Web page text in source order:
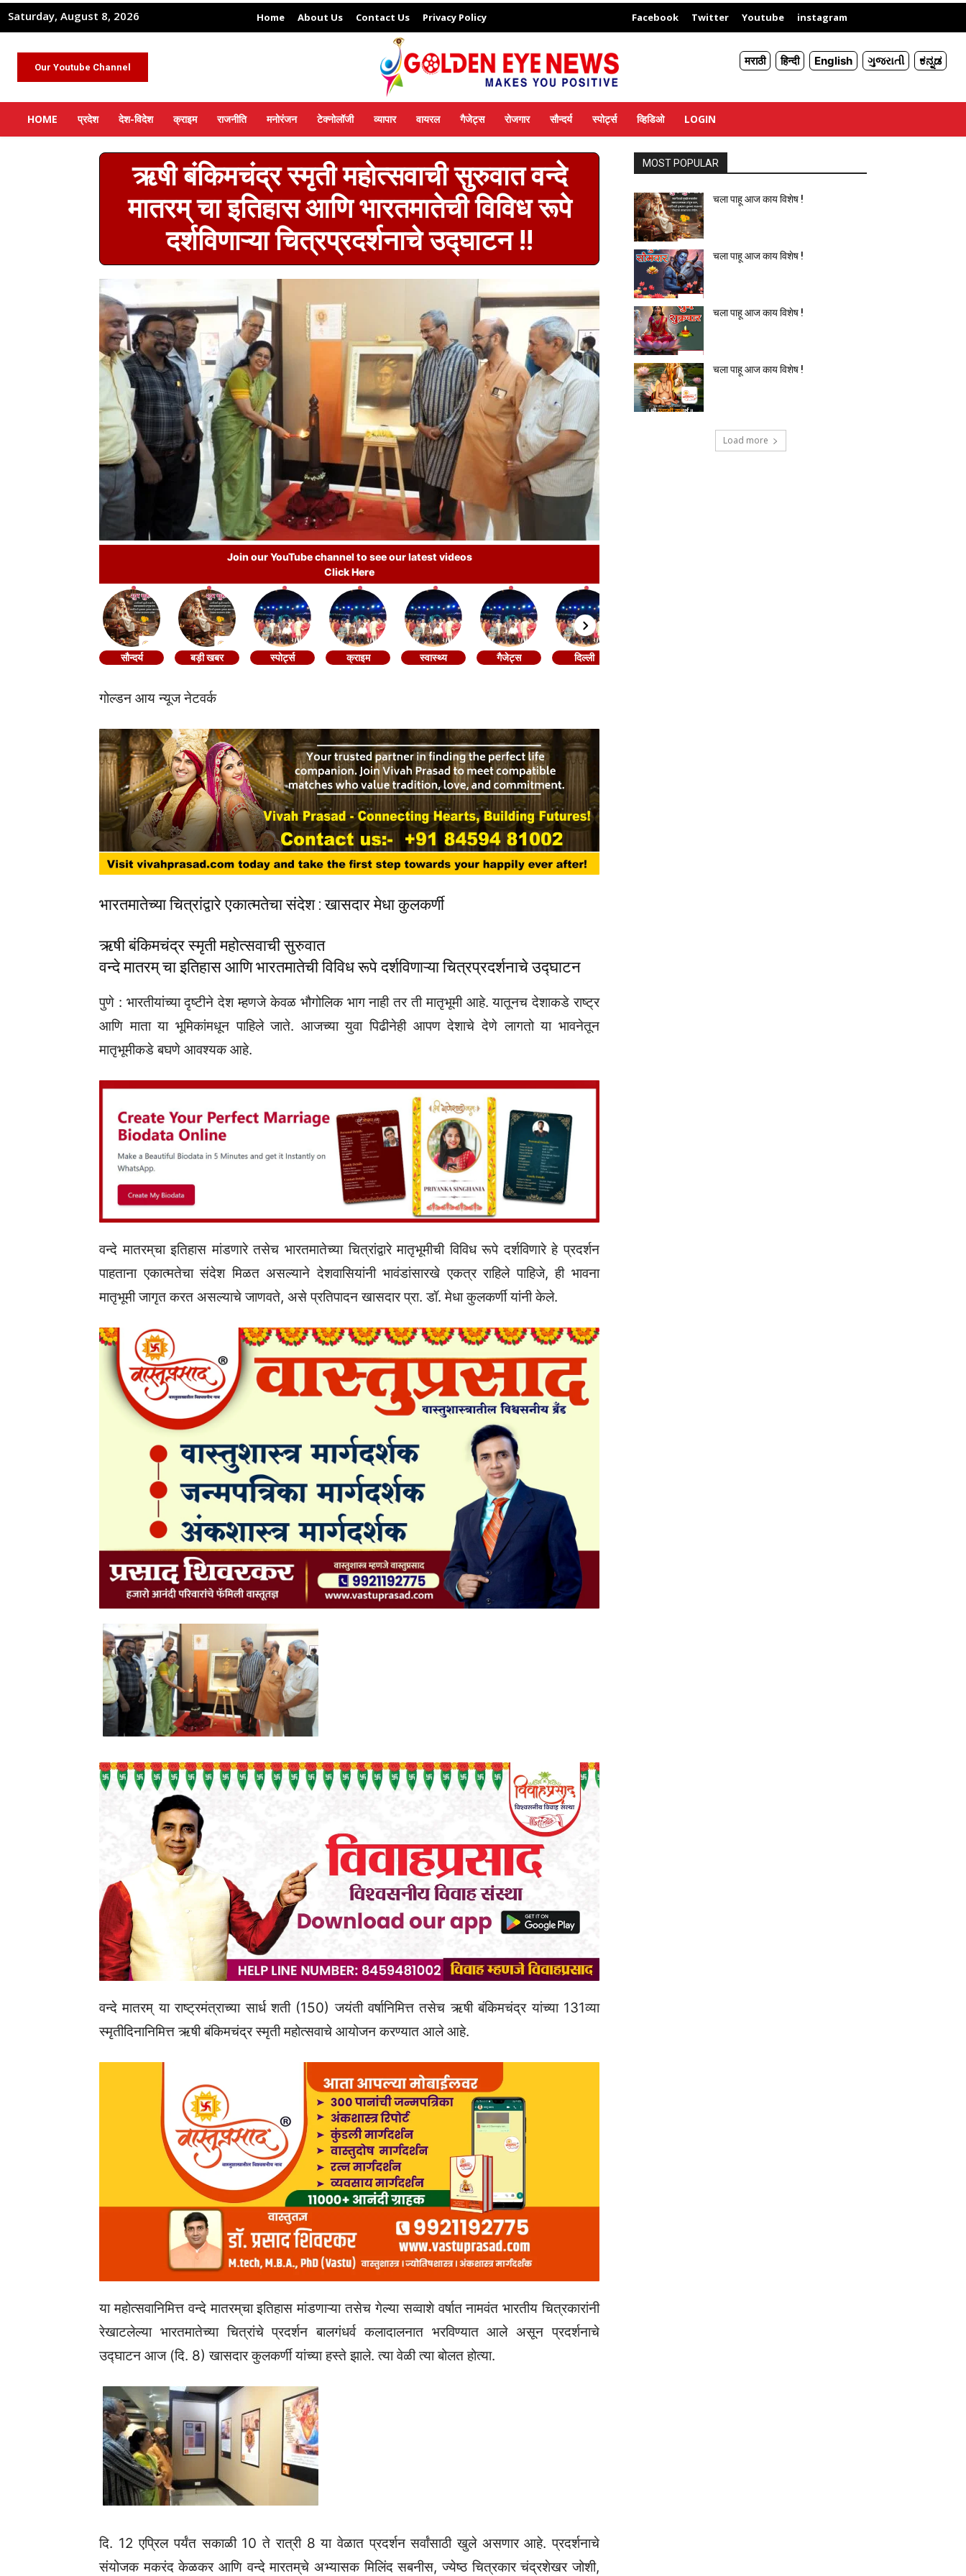
Saturday, August 8, 2026 Home About Us Contact Us Privacy Policy Facebook Twitter Youtube instagram
Our Youtube Channel मराठी हिन्दी English ગુજરાતી ಕನ್ನಡ
HOME प्रदेश देश-विदेश क्राइम राजनीति मनोरंजन टेक्नोलॉजी व्यापार वायरल गैजेट्स रोजगार सौन्दर्य स्पोर्ट्स व्हिडिओ LOGIN
ऋषी बंकिमचंद्र स्मृती महोत्सवाची सुरुवात वन्दे
मातरम्‌‍ चा इतिहास आणि भारतमातेची विविध रूपे
दर्शविणाऱ्या चित्रप्रदर्शनाचे उद्घाटन !!
Join our YouTube channel to see our latest videos
Click Here
सौन्दर्य बड़ी खबर स्पोर्ट्स क्राइम स्वास्थ्य गैजेट्स दिल्ली
गोल्डन आय न्यूज नेटवर्क
भारतमातेच्या चित्रांद्वारे एकात्मतेचा संदेश : खासदार मेधा कुलकर्णी
ऋषी बंकिमचंद्र स्मृती महोत्सवाची सुरुवात
वन्दे मातरम्‌‍ चा इतिहास आणि भारतमातेची विविध रूपे दर्शविणाऱ्या चित्रप्रदर्शनाचे उद्घाटन
पुणे : भारतीयांच्या दृष्टीने देश म्हणजे केवळ भौगोलिक भाग नाही तर ती मातृभूमी आहे. यातूनच देशाकडे राष्ट्र
आणि माता या भूमिकांमधून पाहिले जाते. आजच्या युवा पिढीनेही आपण देशाचे देणे लागतो या भावनेतून
मातृभूमीकडे बघणे आवश्यक आहे.
वन्दे मातरम्‌‍चा इतिहास मांडणारे तसेच भारतमातेच्या चित्रांद्वारे मातृभूमीची विविध रूपे दर्शविणारे हे प्रदर्शन
पाहताना एकात्मतेचा संदेश मिळत असल्याने देशवासियांनी भावंडांसारखे एकत्र राहिले पाहिजे, ही भावना
मातृभूमी जागृत करत असल्याचे जाणवते, असे प्रतिपादन खासदार प्रा. डॉ. मेधा कुलकर्णी यांनी केले.
वन्दे मातरम्‌‍ या राष्ट्रमंत्राच्या सार्ध शती (150) जयंती वर्षानिमित्त तसेच ऋषी बंकिमचंद्र यांच्या 131व्या
स्मृतीदिनानिमित्त ऋषी बंकिमचंद्र स्मृती महोत्सवाचे आयोजन करण्यात आले आहे.
या महोत्सवानिमित्त वन्दे मातरम्‌‍चा इतिहास मांडणाऱ्या तसेच गेल्या सव्वाशे वर्षात नामवंत भारतीय चित्रकारांनी
रेखाटलेल्या भारतमातेच्या चित्रांचे प्रदर्शन बालगंधर्व कलादालनात भरविण्यात आले असून प्रदर्शनाचे
उद्घाटन आज (दि. 8) खासदार कुलकर्णी यांच्या हस्ते झाले. त्या वेळी त्या बोलत होत्या.
दि. 12 एप्रिल पर्यंत सकाळी 10 ते रात्री 8 या वेळात प्रदर्शन सर्वांसाठी खुले असणार आहे. प्रदर्शनाचे
संयोजक मकरंद केळकर आणि वन्दे मारतम्‌‍चे अभ्यासक मिलिंद सबनीस, ज्येष्ठ चित्रकार चंद्रशेखर जोशी,
MOST POPULAR
चला पाहू आज काय विशेष !
चला पाहू आज काय विशेष !
चला पाहू आज काय विशेष !
चला पाहू आज काय विशेष !
Load more